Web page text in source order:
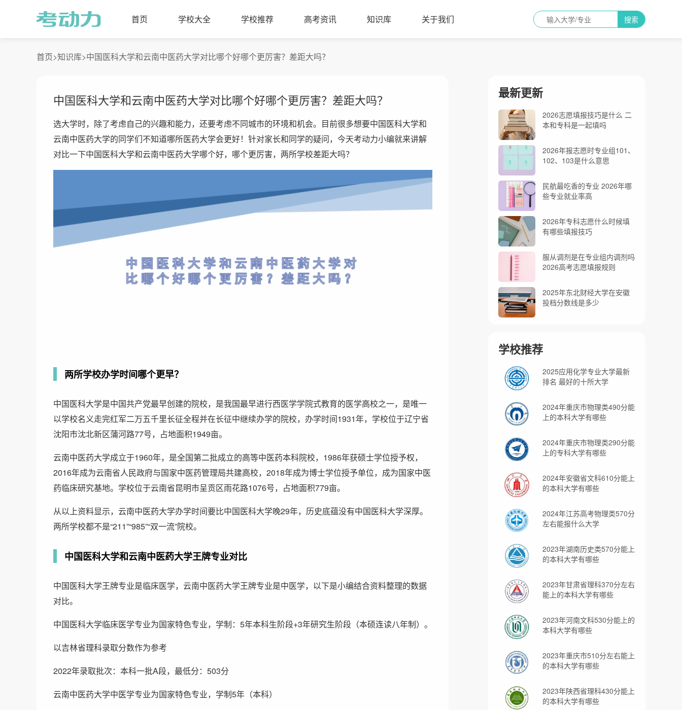
首页 学校大全 学校推荐 高考资讯 知识库 关于我们 搜索
首页>知识库>中国医科大学和云南中医药大学对比哪个好哪个更厉害？差距大吗？
中国医科大学和云南中医药大学对比哪个好哪个更厉害？差距大吗？
选大学时，除了考虑自己的兴趣和能力，还要考虑不同城市的环境和机会。目前很多想要中国医科大学和
云南中医药大学的同学们不知道哪所医药大学会更好！针对家长和同学的疑问，今天考动力小编就来讲解
对比一下中国医科大学和云南中医药大学哪个好，哪个更厉害，两所学校差距大吗？
两所学校办学时间哪个更早？
中国医科大学是中国共产党最早创建的院校，是我国最早进行西医学学院式教育的医学高校之一，是唯一
以学校名义走完红军二万五千里长征全程并在长征中继续办学的院校，办学时间1931年，学校位于辽宁省
沈阳市沈北新区蒲河路77号，占地面积1949亩。
云南中医药大学成立于1960年，是全国第二批成立的高等中医药本科院校，1986年获硕士学位授予权，
2016年成为云南省人民政府与国家中医药管理局共建高校，2018年成为博士学位授予单位，成为国家中医
药临床研究基地。学校位于云南省昆明市呈贡区雨花路1076号，占地面积779亩。
从以上资料显示，云南中医药大学办学时间要比中国医科大学晚29年，历史底蕴没有中国医科大学深厚。
两所学校都不是“211”“985”“双一流”院校。
中国医科大学和云南中医药大学王牌专业对比
中国医科大学王牌专业是临床医学，云南中医药大学王牌专业是中医学，以下是小编结合资料整理的数据
对比。
中国医科大学临床医学专业为国家特色专业，学制：5年本科生阶段+3年研究生阶段（本硕连读八年制）。
以吉林省理科录取分数作为参考
2022年录取批次：本科一批A段，最低分：503分
云南中医药大学中医学专业为国家特色专业，学制5年（本科）
最新更新
2026志愿填报技巧是什么 二
本和专科是一起填吗
2026年报志愿时专业组101、
102、103是什么意思
民航最吃香的专业 2026年哪
些专业就业率高
2026年专科志愿什么时候填
有哪些填报技巧
服从调剂是在专业组内调剂吗
2026高考志愿填报规则
2025年东北财经大学在安徽
投档分数线是多少
学校推荐
2025应用化学专业大学最新
排名 最好的十所大学
2024年重庆市物理类490分能
上的本科大学有哪些
2024年重庆市物理类290分能
上的专科大学有哪些
2024年安徽省文科610分能上
的本科大学有哪些
2024年江苏高考物理类570分
左右能报什么大学
2023年湖南历史类570分能上
的本科大学有哪些
2023年甘肃省理科370分左右
能上的本科大学有哪些
2023年河南文科530分能上的
本科大学有哪些
2023年重庆市510分左右能上
的本科大学有哪些
2023年陕西省理科430分能上
的本科大学有哪些